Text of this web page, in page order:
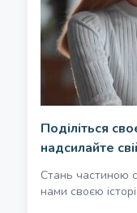
Поділіться
надсилайте
Стань частиною
нами своєю